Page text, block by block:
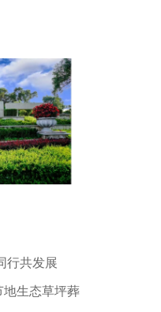
行共发展
地生态草坪葬